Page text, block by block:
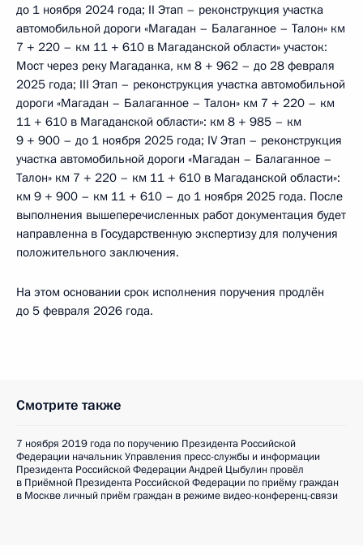
до 1 ноября 2024 года; II Этап – реконструкция участка
автомобильной дороги «Магадан – Балаганное – Талон» км
7 + 220 – км 11 + 610 в Магаданской области» участок:
Мост через реку Магаданка, км 8 + 962 – до 28 февраля
2025 года; III Этап – реконструкция участка автомобильной
дороги «Магадан – Балаганное – Талон» км 7 + 220 – км
11 + 610 в Магаданской области»: км 8 + 985 – км
9 + 900 – до 1 ноября 2025 года; IV Этап – реконструкция
участка автомобильной дороги «Магадан – Балаганное –
Талон» км 7 + 220 – км 11 + 610 в Магаданской области»:
км 9 + 900 – км 11 + 610 – до 1 ноября 2025 года. После
выполнения вышеперечисленных работ документация будет
направленна в Государственную экспертизу для получения
положительного заключения.
На этом основании срок исполнения поручения продлён
до 5 февраля 2026 года.
Смотрите также
7 ноября 2019 года по поручению Президента Российской
Федерации начальник Управления пресс-службы и информации
Президента Российской Федерации Андрей Цыбулин провёл
в Приёмной Президента Российской Федерации по приёму граждан
в Москве личный приём граждан в режиме видео-конференц-связи